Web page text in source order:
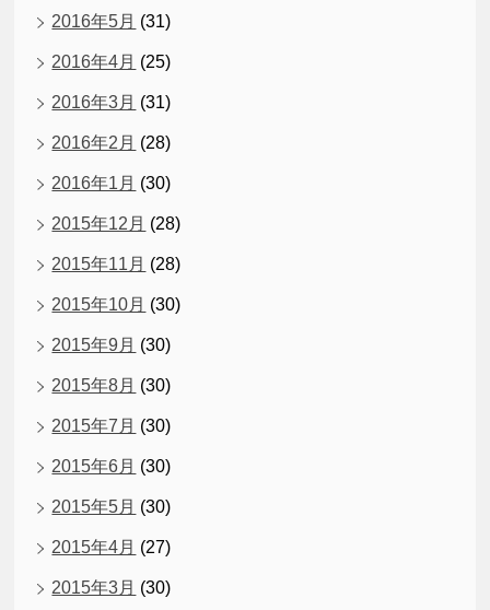
2016年5月 (31)
2016年4月 (25)
2016年3月 (31)
2016年2月 (28)
2016年1月 (30)
2015年12月 (28)
2015年11月 (28)
2015年10月 (30)
2015年9月 (30)
2015年8月 (30)
2015年7月 (30)
2015年6月 (30)
2015年5月 (30)
2015年4月 (27)
2015年3月 (30)